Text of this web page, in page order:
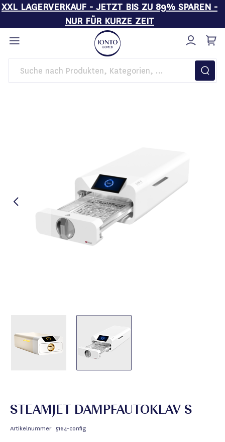
XXL LAGERVERKAUF - JETZT BIS ZU 89% SPAREN -
NUR FÜR KURZE ZEIT
Direkt
zum
Inhalt
Startseite Hygiene Steamjet Dampfautoklav S
STEAMJET DAMPFAUTOKLAV S
Artikelnummer 5164-config